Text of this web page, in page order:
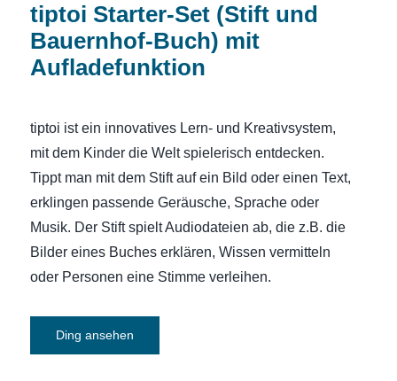
tiptoi Starter-Set (Stift und
Bauernhof-Buch) mit
Aufladefunktion
tiptoi ist ein innovatives Lern- und Kreativsystem,
mit dem Kinder die Welt spielerisch entdecken.
Tippt man mit dem Stift auf ein Bild oder einen Text,
erklingen passende Geräusche, Sprache oder
Musik. Der Stift spielt Audiodateien ab, die z.B. die
Bilder eines Buches erklären, Wissen vermitteln
oder Personen eine Stimme verleihen.
Ding ansehen